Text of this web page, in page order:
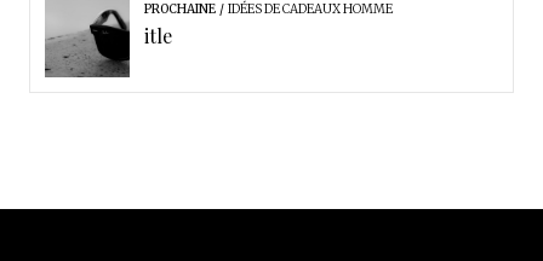
PROCHAINE IDÉES DE CADEAUX HOMME
itle